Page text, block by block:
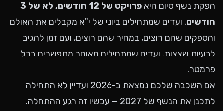
הפקת נשף סיום היא
פרויקט של 12 חודשים, לא של 3
חודשים. ועדים שמתחילים ביוני של י"א מקבלים את האולם
והספקים שהם רוצים, במחיר שהם רוצים, ועם זמן להגיב
לבעיות שצצות. ועדים שמתחילים מאוחר מתפשרים בכל
פרמטר.
אם השכבה שלכם נמצאת ב-2026 ועדיין לא התחילה
לתכנן את הנשף של 2027 — עכשיו זה רגע ההתחלה.